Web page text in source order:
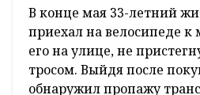
В конце мая 33-летний
приехал на велосипеде к
его на улице, не
тросом. Выйдя после
обнаружил пропажу